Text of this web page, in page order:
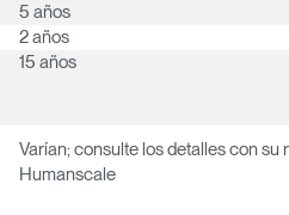
5 años
2 años
15 años
Varían; consulte los detalles con su
Humanscale